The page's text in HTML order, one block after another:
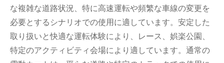
な複雑な道路状況、特に高速運転や頻繁な車線の変更を
必要とするシナリオでの使用に適しています。安定した
取り扱いと快適な運転体験により、レース、娯楽公園、
特定のアクティビティ会場により適しています。通常の